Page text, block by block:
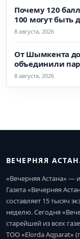
Почему 120
100 могут быть
8 августа, 2026
От Шымкента до
объединили
8 августа, 2026
ВЕЧЕРНЯЯ
«Вечерняя Астана» —
Газета «Вечерняя
составляет 15 тысяч
неделю. Сегодня
старейшей из всех
ТОО «Elorda Aqparat»